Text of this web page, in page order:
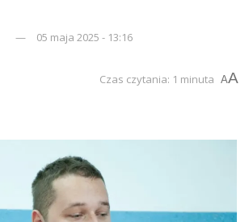
05 maja 2025 - 13:16
Czas czytania: 1 minuta AA